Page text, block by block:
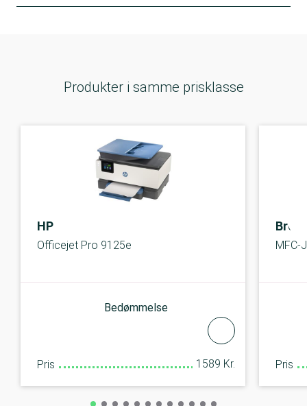
Produkter i samme prisklasse
HP
Officejet Pro 9125e
Bedømmelse
Pris 1589 Kr.
MFC-
Pris